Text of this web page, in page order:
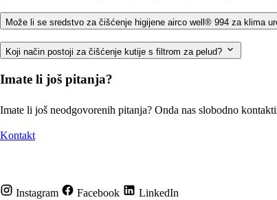
Može li se sredstvo za čišćenje higijene airco well® 994 za klima
Koji način postoji za čišćenje kutije s filtrom za pelud?
Imate li još pitanja?
Imate li još neodgovorenih pitanja? Onda nas slobodno
Kontakt
Instagram Facebook LinkedIn